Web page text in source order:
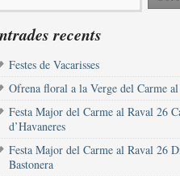
recents
Festes de Vacarisses
Ofrena floral a la Verge del Carme
Festa Major del Carme al Raval 26
d’Havaneres
Festa Major del Carme al Raval 26
Bastonera